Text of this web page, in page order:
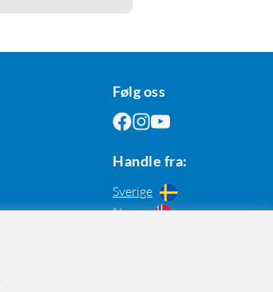
Følg oss
Handle fra:
Sverige
Norge